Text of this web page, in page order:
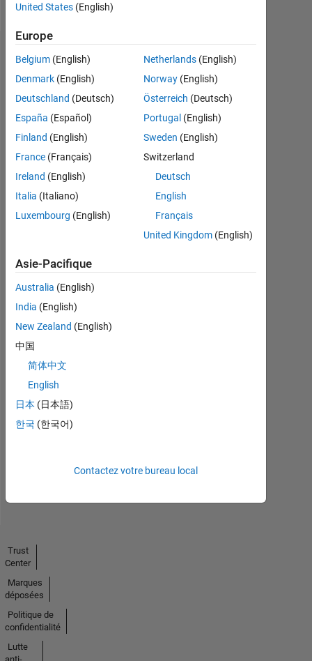
Recommandations
Please
login
to
this
person
in
skill
No
Endorsements
United States (English)
Europe
Belgium (English)
Denmark (English)
Deutschland (Deutsch)
España (Español)
Finland (English)
France (Français)
Ireland (English)
Italia (Italiano)
Luxembourg (English)
Netherlands(English)
Norway(English)
Österreich (Deutsch)
Portugal (English)
Sweden (English)
Switzerland
Deutsch
English
Français
United Kingdom(English)
Asie-Pacifique
Australia (English)
India (English)
New Zealand (English)
中国
简体中文
English
日本 (日本語)
한국 (한국어)
Contactez votre bureau local
Trust
Center
Marques
déposées
Politique de
confidentialité
Lutte